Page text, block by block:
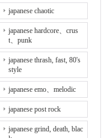
japanese chaotic
japanese hardcore、crus
t、punk
japanese thrash, fast, 80's
style
japanese emo、melodic
japanese post rock
japanese grind, death, blac